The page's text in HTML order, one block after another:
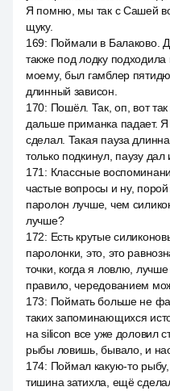
Я помню, мы так с Сашей
щуку.
169: Поймали в Балаково.
также под лодку
моему, был гамблер
длинный зависон.
170: Пошёл. Так, оп, вот
дальше приманка падает.
сделал. Такая пауза
только подкинул, паузу дал
171 : Классные
частые вопросы и ну,
паролон лучше, чем
лучше?
172: Есть крутые
паролонки, это, это
точки, когда я ловлю,
правило, чередованием
173: Поймать больше не
таких запоминающихся
на silicon все уже доловил
рыбы ловишь, бывало, и
174: Поймал какую-то
тишина затихла, ещё